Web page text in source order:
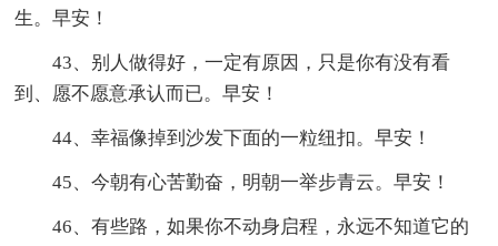
生。早安！
43、别人做得好，一定有原因，只是你有没有看
到、愿不愿意承认而已。早安！
44、幸福像掉到沙发下面的一粒纽扣。早安！
45、今朝有心苦勤奋，明朝一举步青云。早安！
46、有些路，如果你不动身启程，永远不知道它的